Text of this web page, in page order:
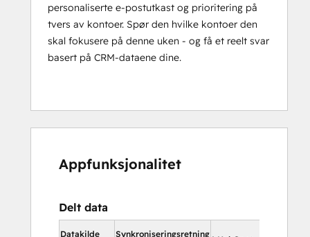
personaliserte e-postutkast og prioritering på
tvers av kontoer. Spør den hvilke kontoer den
skal fokusere på denne uken - og få et reelt svar
basert på CRM-dataene dine.
Appfunksjonalitet
Delt data
Datakilde Synkroniseringsretning